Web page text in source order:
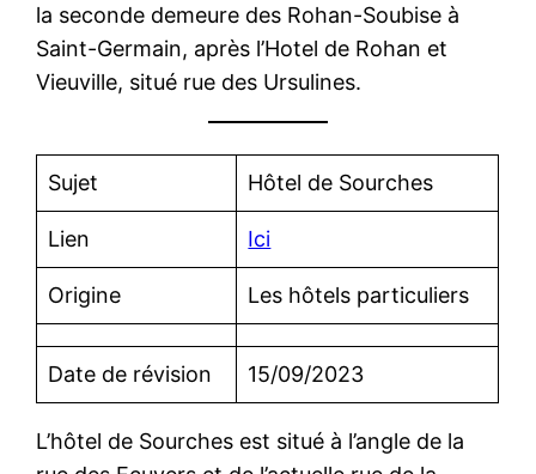
la seconde demeure des Rohan-Soubise à
Saint-Germain, après l’Hotel de Rohan et
Vieuville, situé rue des Ursulines.
Sujet Hôtel de Sourches
Lien Ici
Origine Les hôtels particuliers
Date de révision 15/09/2023
L’hôtel de Sourches est situé à l’angle de la